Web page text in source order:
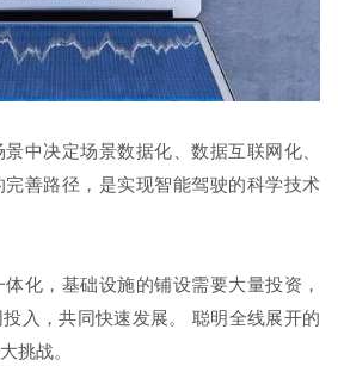
中决定场景数据化、数据互联网化、
善路径，是实现智能驾驶的科学技术
化，基础设施的铺设需要大量投资，
入，共同快速发展。 聪明全线展开的
挑战。